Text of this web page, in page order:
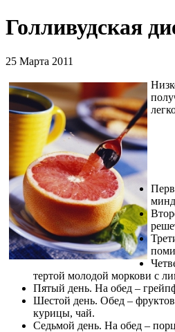
Голливудская
25 Марта 2011
тертой молодой моркови с
Пятый день. На обед –
Шестой день. Обед –
курицы, чай.
Седьмой день. На обед –